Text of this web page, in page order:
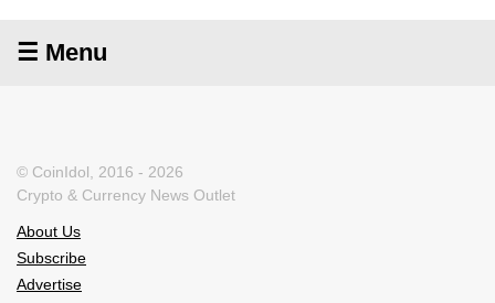
☰ Menu
© CoinIdol, 2016 - 2026
Crypto & Currency News Outlet
About Us
Subscribe
Advertise